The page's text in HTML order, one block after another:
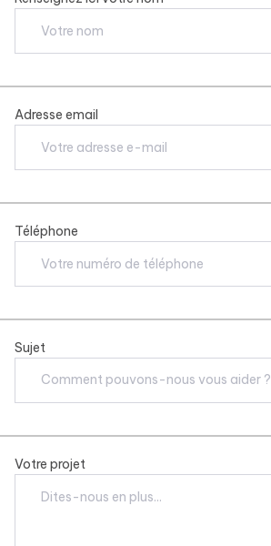
Adresse email
Téléphone
Sujet
Comment pouvons-nous vous aider ?
Votre projet